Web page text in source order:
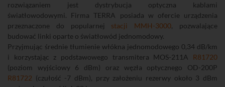
rozwiązaniem jest dystrybucja optyczna kablami
światłowodowymi. Firma TERRA posiada w ofercie urządzenia
przeznaczone do popularnej stacji MMH-3000, pozwalające
budować linki oparte o światłowód jednomodowy.
Przyjmując średnie tłumienie włókna jednomodowego 0,34 dB/km
i korzystając z podstawowego transmitera MOS-211A R81720
(poziom wyjściowy 6 dBm) oraz węzła optycznego OD-200P
R81722 (czułość -7 dBm), przy założeniu rezerwy około 3 dBm